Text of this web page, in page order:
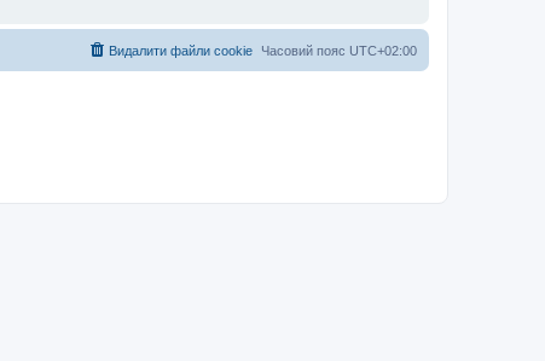
Часовий пояс UTC+02:00
Видалити файли cookie